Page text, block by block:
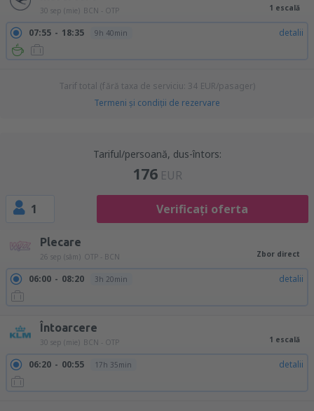
30 sep (mie) BCN - OTP 1 escală
07:55 18:35 9h 40min detalii
Tarif total (fără taxa de serviciu: 34 EUR/pasager)
Termeni şi condiţii de rezervare
Tariful/persoană, dus-întors:
176 EUR
1 Verificați oferta
Plecare
26 sep (sâm) OTP - BCN Zbor direct
06:00 08:20 3h 20min detalii
Întoarcere
30 sep (mie) BCN - OTP 1 escală
06:20 00:55 17h 35min detalii